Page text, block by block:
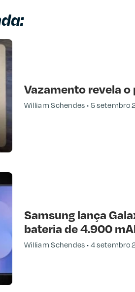
Vazamento revela o
William Schendes 5 setembro
Samsung lança
bateria de 4.900
William Schendes 4 setembro